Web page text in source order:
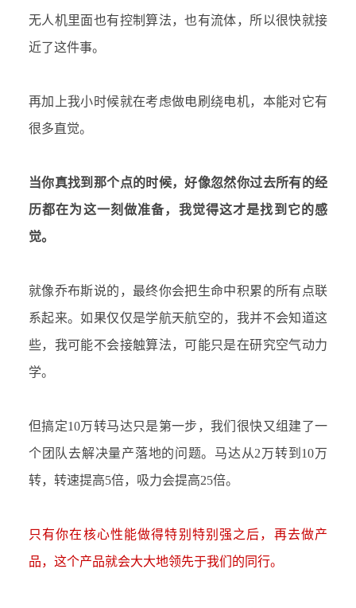
无人机里面也有控制算法，也有流体，所以很快就接
近了这件事。
再加上我小时候就在考虑做电刷绕电机，本能对它有
很多直觉。
当你真找到那个点的时候，好像忽然你过去所有的经
历都在为这一刻做准备，我觉得这才是找到它的感
觉。
就像乔布斯说的，最终你会把生命中积累的所有点联
系起来。如果仅仅是学航天航空的，我并不会知道这
些，我可能不会接触算法，可能只是在研究空气动力
学。
但搞定10万转马达只是第一步，我们很快又组建了一
个团队去解决量产落地的问题。马达从2万转到10万
转，转速提高5倍，吸力会提高25倍。
只有你在核心性能做得特别特别强之后，再去做产
品，这个产品就会大大地领先于我们的同行。